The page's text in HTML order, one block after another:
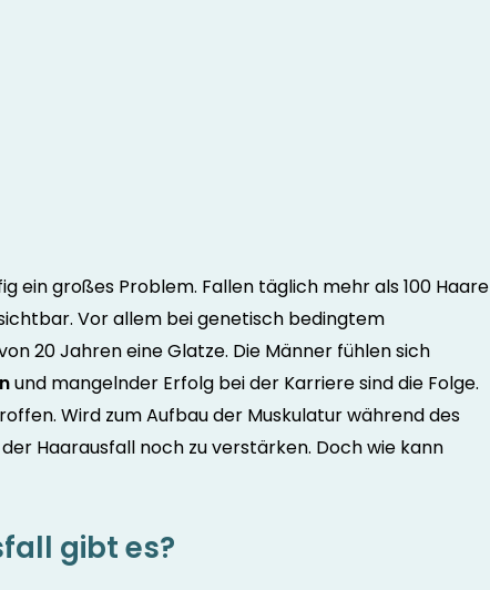
ein großes Problem. Fallen täglich mehr als 100 Haare
Vor allem bei genetisch bedingtem
20 Jahren eine Glatze. Die Männer fühlen sich
und mangelnder Erfolg bei der Karriere sind die Folge.
Wird zum Aufbau der Muskulatur während des
Haarausfall noch zu verstärken. Doch wie kann
gibt es?